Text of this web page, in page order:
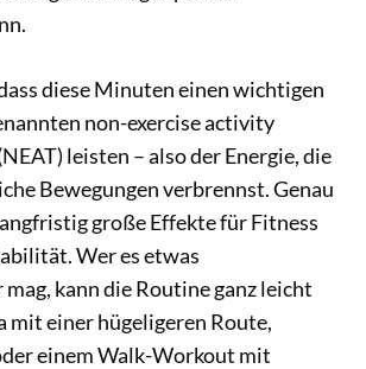
diese Minuten einen wichtigen
non-exercise activity
leisten – also der Energie, die
Bewegungen verbrennst. Genau
große Effekte für Fitness
Wer es etwas
kann die Routine ganz leicht
mit einer hügeligeren Route,
einem Walk-Workout mit